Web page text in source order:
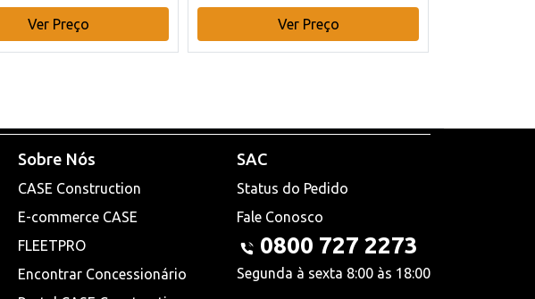
Ver Preço
Ver Preço
Sobre Nós
CASE Construction
E-commerce CASE
FLEETPRO
Encontrar Concessionário
SAC
Status do Pedido
Fale Conosco
0800 727 2273
Segunda à sexta 8:00 às 18:00